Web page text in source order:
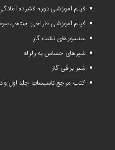
فیلم آموزشی دوره فشرده آمادگی آزمون نظام مهندسی
فیلم آموزشی طراحی استخر،
سنسورهای نشت گاز
شیرهای حساس به زلزله
شیر برقی گاز
کتاب مرجع تاسیسات جلد اول و